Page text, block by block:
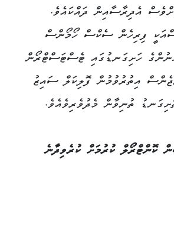
އެދިރާސާއިން ދައްކައެވެ.
ފިރިހެން ސެކްސް ހޯމޯންސް
ހަށިގަނޑުގައި ޓެސްޓަސްޓްރޯން
އިތުރުވުމުން ފޮލިކަލް ސައިޒު
ތުނިވާން މެދުވެރިވެއެވެ.
ކޮންޓްރޯލް ކުރުމަށް ކުރެވިދާނެ